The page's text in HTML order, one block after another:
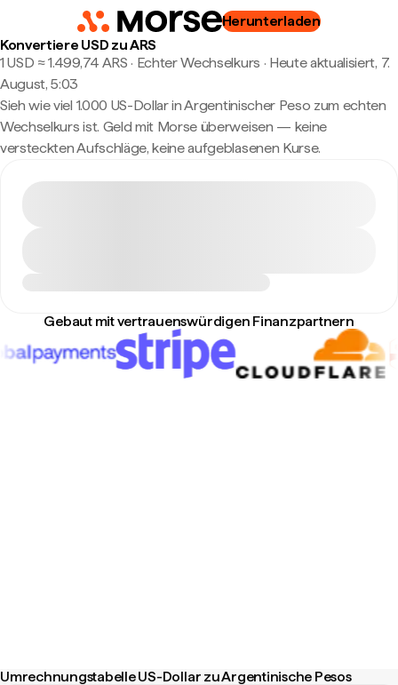
Herunterladen
Konvertiere USD zu ARS
1 USD ≈ 1.499,74 ARS · Echter Wechselkurs · Heute aktualisiert, 7.
August, 5:03
Sieh wie viel 1.000 US-Dollar in Argentinischer Peso zum echten
Wechselkurs ist. Geld mit Morse überweisen — keine
versteckten Aufschläge, keine aufgeblasenen Kurse.
Gebaut mit vertrauenswürdigen Finanzpartnern
Umrechnungstabelle US-Dollar zu Argentinische Pesos